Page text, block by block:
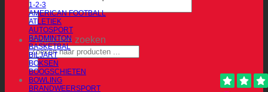
Producten zoeken
1-2-3
AMERICAN FOOTBALL
ATLETIEK
AUTOSPORT
BADMINTON
BASKETBAL
BILJART
BOKSEN
BOOGSCHIETEN
BOWLING
BRANDWEERSPORT